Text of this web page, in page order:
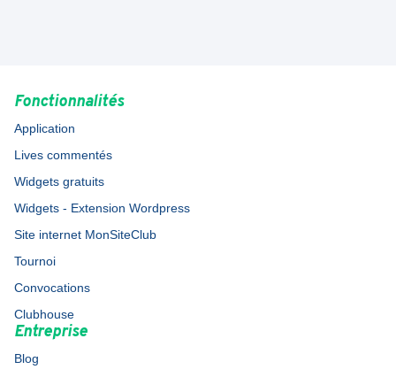
Fonctionnalités
Application
Lives commentés
Widgets gratuits
Widgets - Extension Wordpress
Site internet MonSiteClub
Tournoi
Convocations
Clubhouse
Entreprise
Blog